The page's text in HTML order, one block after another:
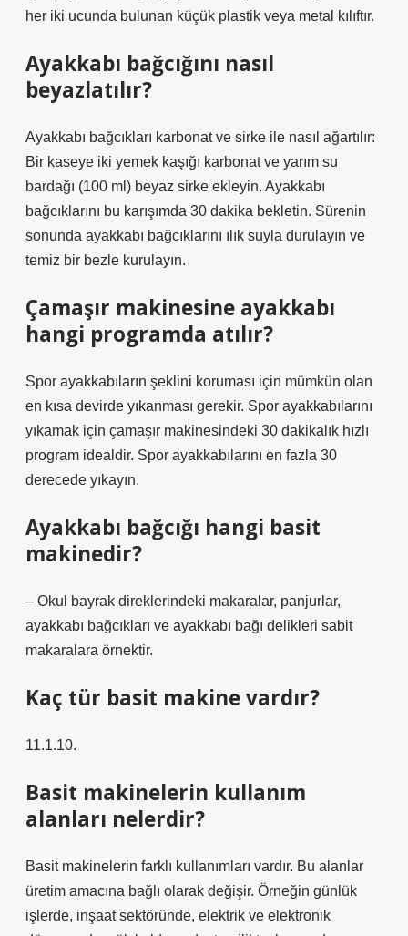
her iki ucunda bulunan küçük plastik veya metal kılıftır.
Ayakkabı bağcığını nasıl
beyazlatılır?
Ayakkabı bağcıkları karbonat ve sirke ile nasıl ağartılır:
Bir kaseye iki yemek kaşığı karbonat ve yarım su
bardağı (100 ml) beyaz sirke ekleyin. Ayakkabı
bağcıklarını bu karışımda 30 dakika bekletin. Sürenin
sonunda ayakkabı bağcıklarını ılık suyla durulayın ve
temiz bir bezle kurulayın.
Çamaşır makinesine ayakkabı
hangi programda atılır?
Spor ayakkabıların şeklini koruması için mümkün olan
en kısa devirde yıkanması gerekir. Spor ayakkabılarını
yıkamak için çamaşır makinesindeki 30 dakikalık hızlı
program idealdir. Spor ayakkabılarını en fazla 30
derecede yıkayın.
Ayakkabı bağcığı hangi basit
makinedir?
– Okul bayrak direklerindeki makaralar, panjurlar,
ayakkabı bağcıkları ve ayakkabı bağı delikleri sabit
makaralara örnektir.
Kaç tür basit makine vardır?
11.1.10.
Basit makinelerin kullanım
alanları nelerdir?
Basit makinelerin farklı kullanımları vardır. Bu alanlar
üretim amacına bağlı olarak değişir. Örneğin günlük
işlerde, inşaat sektöründe, elektrik ve elektronik